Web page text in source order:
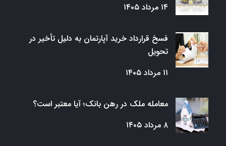
۱۴ مرداد ۱۴۰۵
فسخ قرارداد خرید آپارتمان به دلیل تأخیر در
تحویل
۱۱ مرداد ۱۴۰۵
معامله ملک در رهن بانک؛ آیا معتبر است؟
۸ مرداد ۱۴۰۵